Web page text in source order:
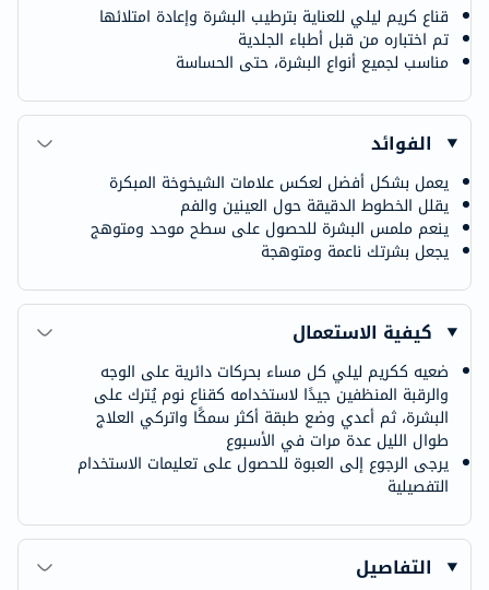
قناع كريم ليلي للعناية بترطيب البشرة وإعادة امتلائها
تم اختباره من قبل أطباء الجلدية
مناسب لجميع أنواع البشرة، حتى الحساسة
الفوائد
يعمل بشكل أفضل لعكس علامات الشيخوخة المبكرة
يقلل الخطوط الدقيقة حول العينين والفم
ينعم ملمس البشرة للحصول على سطح موحد ومتوهج
يجعل بشرتك ناعمة ومتوهجة
كيفية الاستعمال
ضعيه ككريم ليلي كل مساء بحركات دائرية على الوجه
والرقبة المنظفين جيدًا لاستخدامه كقناع نوم يُترك على
البشرة، ثم أعدي وضع طبقة أكثر سمكًا واتركي العلاج
طوال الليل عدة مرات في الأسبوع
يرجى الرجوع إلى العبوة للحصول على تعليمات الاستخدام
التفصيلية
التفاصيل